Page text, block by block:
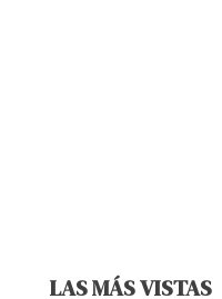
LAS MÁS VISTAS